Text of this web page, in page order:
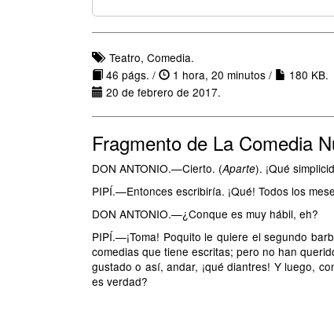
Teatro, Comedia.
46 págs. /
1 hora, 20 minutos /
180 KB.
20 de febrero de 2017.
Fragmento de La Comedia
DON ANTONIO.—Cierto. (Aparte). ¡Qué
PIPÍ.—Entonces escribiría. ¡Qué! Todos los
DON ANTONIO.—¿Conque es muy hábil, eh?
PIPÍ.—¡Toma! Poquito le quiere el segundo
comedias que tiene escritas; pero no han
gustado o así, andar, ¡qué diantres! Y luego,
es verdad?